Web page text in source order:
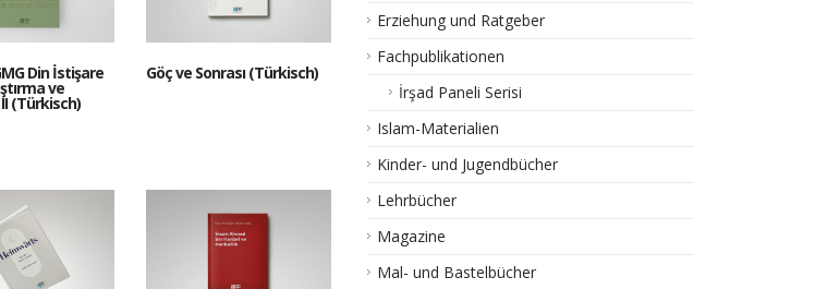
Din İstişare
ve
II (Türkisch)
Göç ve Sonrası (Türkisch)
Erziehung und Ratgeber
Fachpublikationen
İrşad Paneli Serisi
Islam-Materialien
Kinder- und Jugendbücher
Lehrbücher
Magazine
Mal- und Bastelbücher